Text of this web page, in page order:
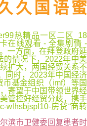
久国语蜜
热精品一区二区_18
在线观看 - 全集剧情 -
方面，在拜登政府延
的情况下，2022年中美
扩大，两国经贸关系不
同时，2023年中国经济
基金组织（imf）等国
寄望于中国带领世界经
管控好经贸分歧，携手
wlhsbjspl10-房贷“商转
滨市卫健委回复患者时